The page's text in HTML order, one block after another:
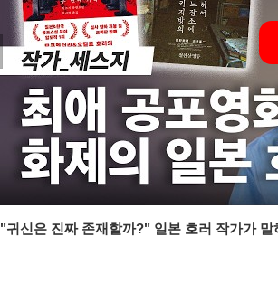
"귀신은 진짜 존재할까?" 일본 호러 작가가